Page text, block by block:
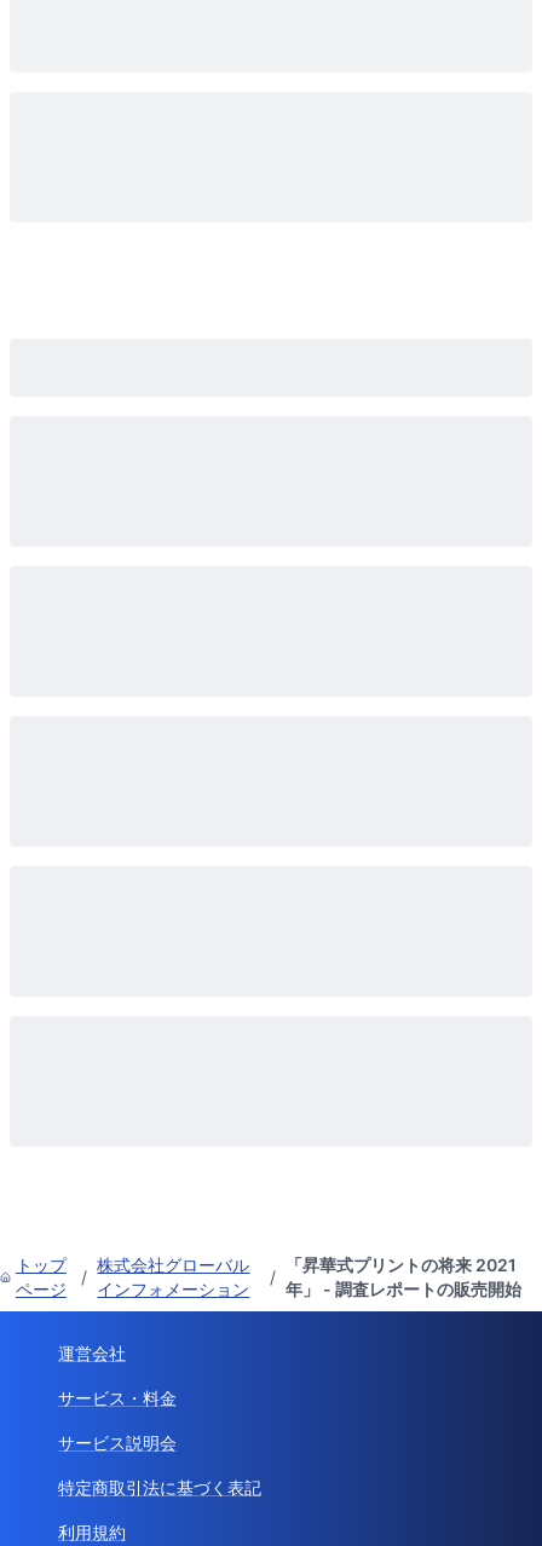
トップ
ページ
/
株式会社グローバル
インフォメーション
/
「昇華式プリントの将来 2021
年」 - 調査レポートの販売開始
運営会社
サービス・料金
サービス説明会
特定商取引法に基づく表記
利用規約